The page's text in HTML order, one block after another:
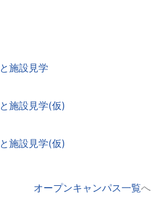
施設見学
施設見学(仮)
施設見学(仮)
オープンキャンパス一覧へ